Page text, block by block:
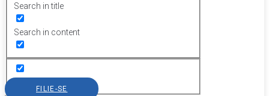
Search in title
Search in content
FILIE-SE